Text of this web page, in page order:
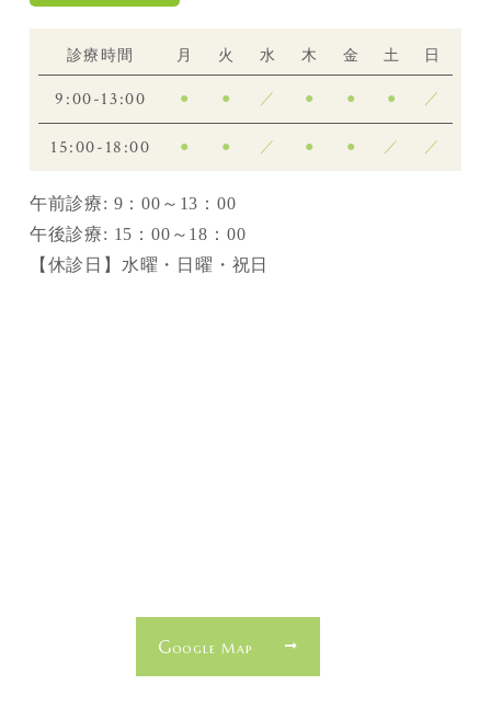
診療時間 月 火 水 木 金 土 日
9:00-13:00 ● ● ／ ● ● ● ／
15:00-18:00 ● ● ／ ● ● ／ ／
午前診療: 9：00～13：00
午後診療: 15：00～18：00
【休診日】水曜・日曜・祝日
Google Map